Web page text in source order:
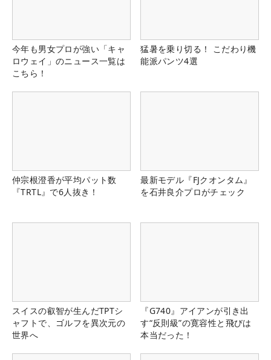
今年も男女プロが強い「キャ
ロウェイ」のニュース一覧は
こちら！
猛暑を乗り切る！ こだわり機
能派パンツ4選
仲宗根澄香が平均パット数
『TRTL』で6人抜き！
最新モデル『FJクオンタム』
を石井良介プロがチェック
スイスの叡智が生んだTPTシ
ャフトで、ゴルフを異次元の
世界へ
『G740』アイアンが引き出
す“反則級”の寛容性と飛びは
本当だった！